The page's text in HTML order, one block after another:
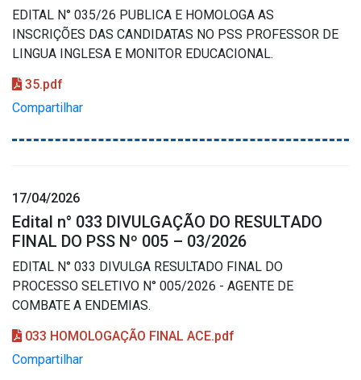
EDITAL N° 035/26 PUBLICA E HOMOLOGA AS
INSCRIÇÕES DAS CANDIDATAS NO PSS PROFESSOR DE
LINGUA INGLESA E MONITOR EDUCACIONAL.
35.pdf
Compartilhar
17/04/2026
Edital n° 033 DIVULGAÇÃO DO RESULTADO
FINAL DO PSS Nº 005 – 03/2026
EDITAL N° 033 DIVULGA RESULTADO FINAL DO
PROCESSO SELETIVO N° 005/2026 - AGENTE DE
COMBATE A ENDEMIAS.
033 HOMOLOGAÇÃO FINAL ACE.pdf
Compartilhar